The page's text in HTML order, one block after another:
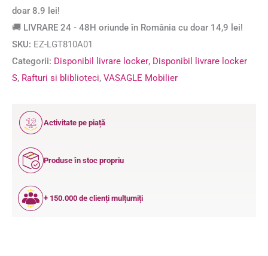
doar 8.9 lei!
🚚 LIVRARE 24 - 48H oriunde în România cu doar 14,9 lei!
SKU: EZ-LGT810A01
Categorii: Disponibil livrare locker, Disponibil livrare locker
S, Rafturi si bliblioteci, VASAGLE Mobilier
12
ANI
Activitate pe piață
Produse în stoc propriu
+ 150.000 de clienți mulțumiți